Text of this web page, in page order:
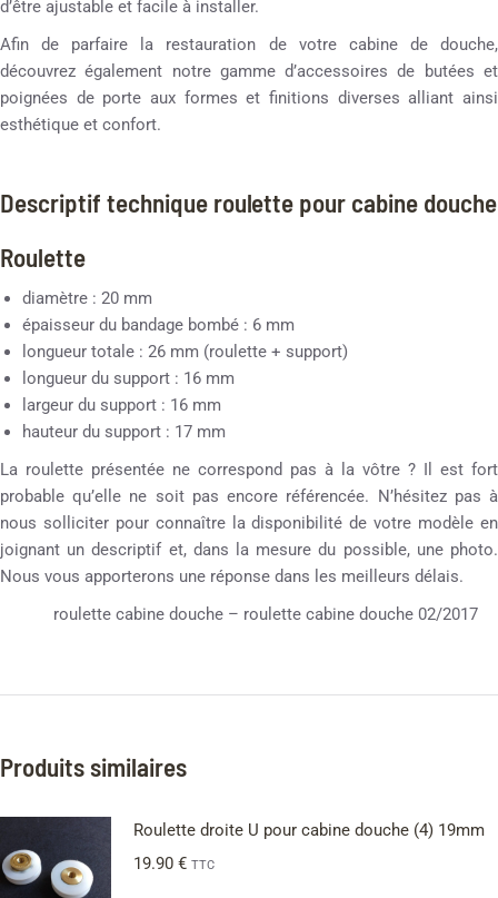
d’être ajustable et facile à installer.
Afin de parfaire la restauration de votre cabine de douche,
découvrez également notre gamme d’accessoires de butées et
poignées de porte aux formes et finitions diverses alliant ainsi
esthétique et confort.
Descriptif technique roulette pour cabine douche
Roulette
diamètre : 20 mm
épaisseur du bandage bombé : 6 mm
longueur totale : 26 mm (roulette + support)
longueur du support : 16 mm
largeur du support : 16 mm
hauteur du support : 17 mm
La roulette présentée ne correspond pas à la vôtre ? Il est fort
probable qu’elle ne soit pas encore référencée. N’hésitez pas à
nous solliciter pour connaître la disponibilité de votre modèle en
joignant un descriptif et, dans la mesure du possible, une photo.
Nous vous apporterons une réponse dans les meilleurs délais.
roulette cabine douche – roulette cabine douche 02/2017
Produits similaires
Roulette droite U pour cabine douche (4) 19mm
19.90 € TTC